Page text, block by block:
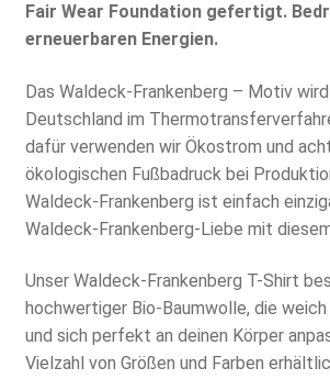
Fair Wear Foundation gefertigt.
erneuerbaren Energien.
Das Waldeck-Frankenberg – Motiv wird
Deutschland im
dafür verwenden wir Ökostrom und
ökologischen Fußbadruck bei
Waldeck-Frankenberg ist einfach
Waldeck-Frankenberg-Liebe mit
Unser Waldeck-Frankenberg T-Shirt
hochwertiger Bio-Baumwolle, die
und sich perfekt an deinen Körper
Vielzahl von Größen und Farben